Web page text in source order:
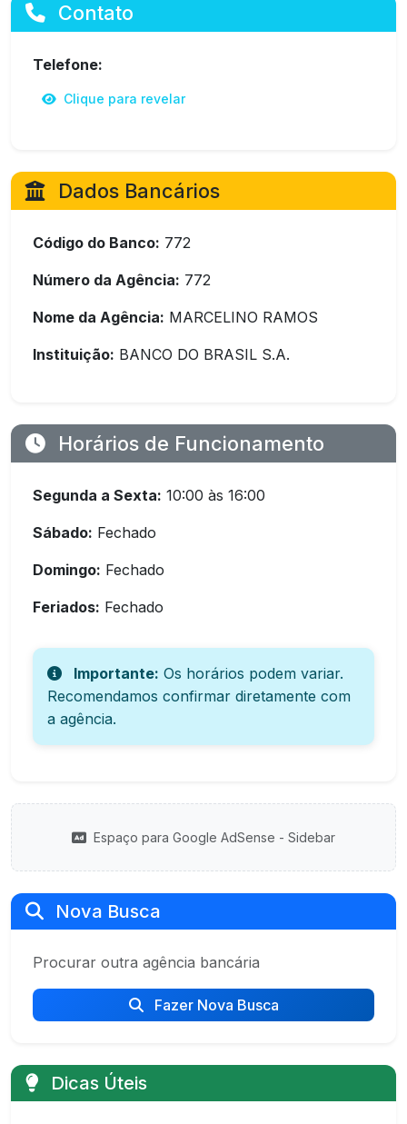
Contato
Telefone:
Clique para revelar
Dados Bancários
Código do Banco: 772
Número da Agência: 772
Nome da Agência: MARCELINO RAMOS
Instituição: BANCO DO BRASIL S.A.
Horários de Funcionamento
Segunda a Sexta: 10:00 às 16:00
Sábado: Fechado
Domingo: Fechado
Feriados: Fechado
Importante: Os horários podem variar.
Recomendamos confirmar diretamente com
a agência.
Espaço para Google AdSense - Sidebar
Nova Busca
Procurar outra agência bancária
Fazer Nova Busca
Dicas Úteis